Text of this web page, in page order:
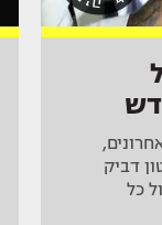
דביק
כל